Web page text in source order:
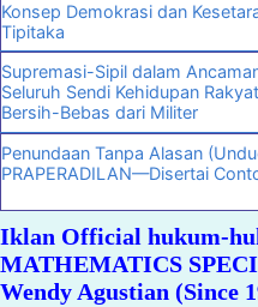
Konsep Demokrasi dan
Tipitaka
Supremasi-Sipil dalam
Seluruh Sendi Kehidupan
Bersih-Bebas dari Militer
Penundaan Tanpa Alasan
PRAPERADILAN—Disertai
Iklan Official hukum-
MATHEMATICS
Wendy Agustian (Since